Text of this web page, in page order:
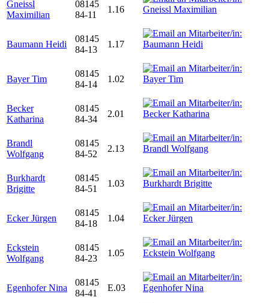
Gneissl
Maximilian
08145
84-11
1.16
Baumann Heidi
08145
84-13
1.17
Bayer Tim
08145
84-14
1.02
Becker
Katharina
08145
84-34
2.01
Brandl
Wolfgang
08145
84-52
2.13
Burkhardt
Brigitte
08145
84-51
1.03
Ecker Jürgen
08145
84-18
1.04
Eckstein
Wolfgang
08145
84-23
1.05
Egenhofer Nina
08145
84-41
E.03